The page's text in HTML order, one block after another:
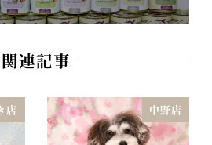
関連記事
店 中野店